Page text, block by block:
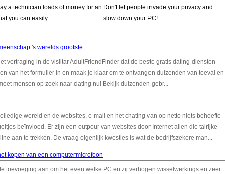
a technician loads of money for an
you can easily
Don't let people invade your privacy and
slow down your PC!
's werelds grootste
vertraging in de visiitar AdultFriendFinder dat de beste gratis dating-diensten
van het formulier in en maak je klaar om te ontvangen duizenden van toeval en
mensen op zoek naar dating nu! Bekijk duizenden gebr...
wereld en de websites, e-mail en het chating van op netto niets behoefte
beïnvloed. Er zijn een outpour van websites door Internet allen die talrijke
aan te trekken. De vraag eigenlijk kwesties is wat de bedrijfszekere man...
kopen van een computermicrofoon
toevoeging aan om het even welke PC en zij verhogen wisselwerkings en zeer